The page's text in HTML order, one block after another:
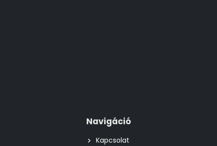
Navigáció
Kapcsolat